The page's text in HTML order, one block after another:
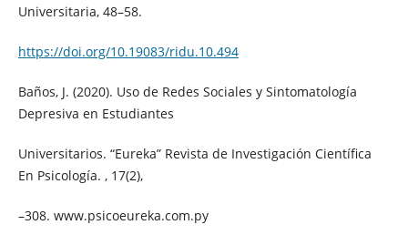
Universitaria, 48–58.
https://doi.org/10.19083/ridu.10.494
Baños, J. (2020). Uso de Redes Sociales y Sintomatología
Depresiva en Estudiantes
Universitarios. “Eureka” Revista de Investigación Científica
En Psicología. , 17(2),
–308. www.psicoeureka.com.py